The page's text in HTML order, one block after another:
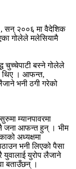
सन् २००६ मा वैदेशिक
गोलेले मलेसियामै
चुच्चेपाटी बस्‍ने गोलेले
थिए । आफन्त,
भनी ठगी गरेको
म्यानपावरमा
जना आफन्त हुन् । भीम
अध्यक्षमा
भनी लिएको पैसा
युवालाई युरोप लैजाने
बताउँछन् ।